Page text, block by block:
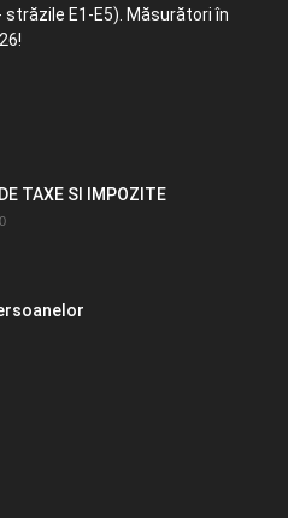
E1-E5). Măsurători în
TAXE SI IMPOZITE